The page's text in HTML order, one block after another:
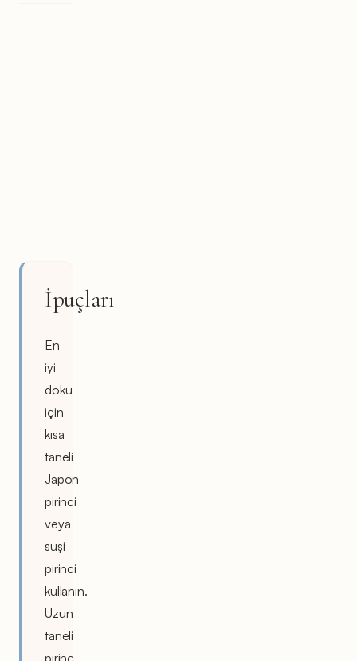
İpuçları
En
iyi
doku
için
kısa
taneli
Japon
pirinci
veya
suşi
pirinci
kullanın.
Uzun
taneli
pirinç